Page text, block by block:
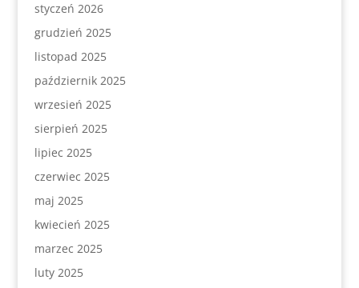
styczeń 2026
grudzień 2025
listopad 2025
październik 2025
wrzesień 2025
sierpień 2025
lipiec 2025
czerwiec 2025
maj 2025
kwiecień 2025
marzec 2025
luty 2025